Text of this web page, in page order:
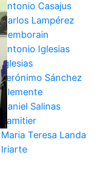
Antonio Casajus
Carlos Lampérez
Cemborain
Antonio Iglesias
Iglesias
Jerónimo Sánchez
Clemente
Daniel Salinas
Samitier
Maria Teresa Landa
Iriarte